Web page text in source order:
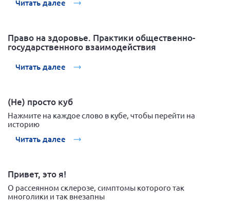
Читать далее
Право на здоровье. Практики общественно-
государственного взаимодействия
Читать далее
(Не) просто куб
Нажмите на каждое слово в кубе, чтобы перейти на
историю
Читать далее
Привет, это я!
О рассеянном склерозе, симптомы которого так
многолики и так внезапны